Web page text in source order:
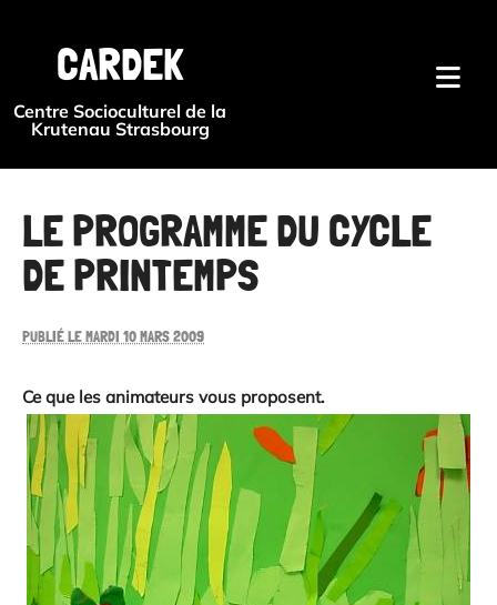
CARDEK
Centre Socioculturel de la
Krutenau Strasbourg
LE PROGRAMME DU CYCLE
DE PRINTEMPS
PUBLIÉ LE MARDI 10 MARS 2009
Ce que les animateurs vous proposent.